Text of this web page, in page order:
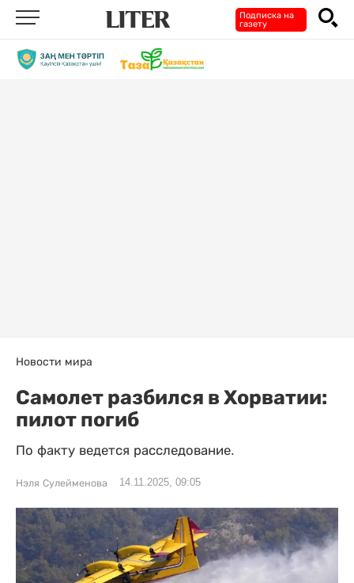
Подписка на
газету
Новости мира
Самолет разбился в Хорватии:
пилот погиб
По факту ведется расследование.
Нэля Сулейменова 14.11.2025, 09:05